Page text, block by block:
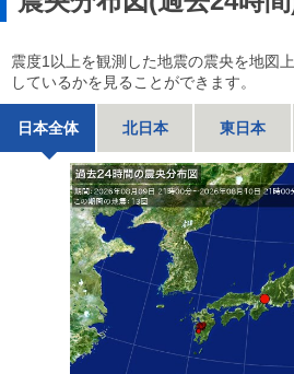
震度1以上を観測した地震の震央を地図
しているかを見ることができます。
日本全体 北日本 東日本